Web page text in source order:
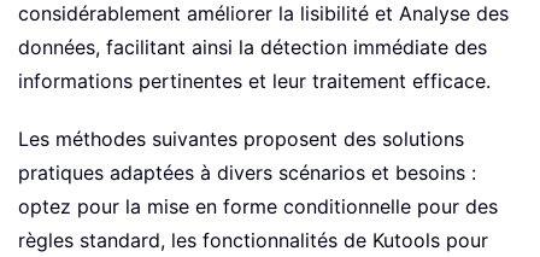
considérablement améliorer la lisibilité et Analyse des
données, facilitant ainsi la détection immédiate des
informations pertinentes et leur traitement efficace.
Les méthodes suivantes proposent des solutions
pratiques adaptées à divers scénarios et besoins :
optez pour la mise en forme conditionnelle pour des
règles standard, les fonctionnalités de Kutools pour